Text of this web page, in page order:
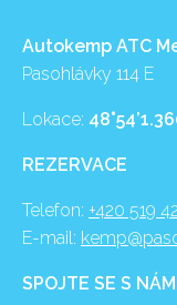
Autokemp ATC
Pasohlávky 114 E
Lokace:
REZERVACE
Telefon: +420 519
E-mail:
SPOJTE SE S